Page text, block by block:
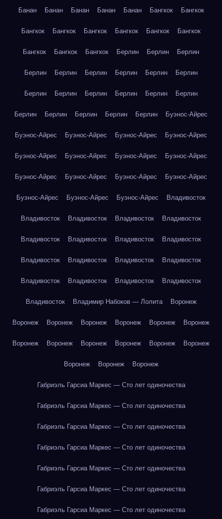
Банан Банан Банан Банан Банан Бангкок Бангкок
Бангкок Бангкок Бангкок Бангкок Бангкок Бангкок
Бангкок Бангкок Бангкок Берлин Берлин Берлин
Берлин Берлин Берлин Берлин Берлин Берлин
Берлин Берлин Берлин Берлин Берлин Берлин
Берлин Берлин Берлин Берлин Берлин Буэнос-Айрес
Буэнос-Айрес Буэнос-Айрес Буэнос-Айрес Буэнос-Айрес
Буэнос-Айрес Буэнос-Айрес Буэнос-Айрес Буэнос-Айрес
Буэнос-Айрес Буэнос-Айрес Буэнос-Айрес Буэнос-Айрес
Буэнос-Айрес Буэнос-Айрес Буэнос-Айрес Владивосток
Владивосток Владивосток Владивосток Владивосток
Владивосток Владивосток Владивосток Владивосток
Владивосток Владивосток Владивосток Владивосток
Владивосток Владивосток Владивосток Владивосток
Владивосток Владимир Набоков — Лолита Воронеж
Воронеж Воронеж Воронеж Воронеж Воронеж Воронеж
Воронеж Воронеж Воронеж Воронеж Воронеж Воронеж
Воронеж Воронеж Воронеж
Габриэль Гарсиа Маркес — Сто лет одиночества
Габриэль Гарсиа Маркес — Сто лет одиночества
Габриэль Гарсиа Маркес — Сто лет одиночества
Габриэль Гарсиа Маркес — Сто лет одиночества
Габриэль Гарсиа Маркес — Сто лет одиночества
Габриэль Гарсиа Маркес — Сто лет одиночества
Габриэль Гарсиа Маркес — Сто лет одиночества